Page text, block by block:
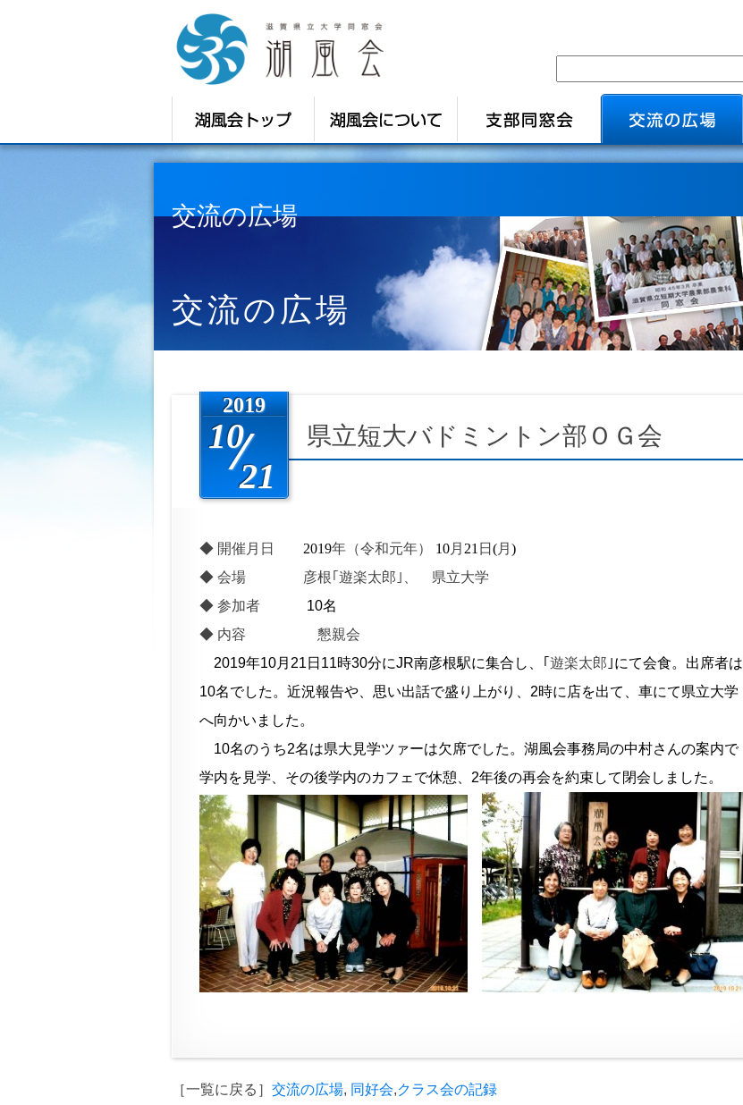
交流の広場
交流の広場
2019
10
21
県立短大バドミントン部ＯＧ会
◆ 開催月日 2019年（令和元年） 10月 21 日 (月 )
◆ 会場
彦根｢遊楽太郎｣、 県立大学
◆ 参加者
10名
◆ 内容 懇親会
2019年10月21日11時30分にJR南彦根駅に集合し、｢ 遊楽太郎 ｣にて会食。出席者は
10名でした。近況報告や、思い出話で盛り上がり、2時に店を出て、車にて県立大学
へ向かいました。
10名のうち2名は県大見学ツァーは欠席でした。湖風会事務局の中村さんの案内で
学内を見学、その後学内のカフェで休憩、2年後の再会を約束して閉会しました。
［一覧に戻る］ 交流の広場, 同好会,クラス会の記録